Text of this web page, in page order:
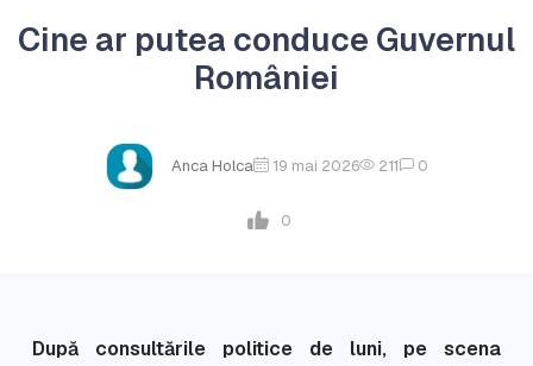
Cine ar putea conduce Guvernul
României
Anca Holca 19 mai 2026 211 0
0
După consultările politice de luni, pe scena